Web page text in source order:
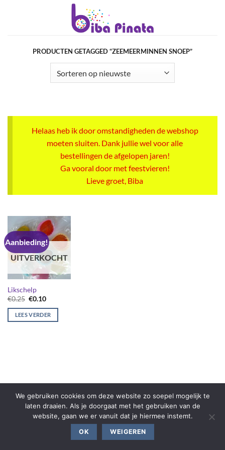
PRODUCTEN GETAGGED “ZEEMEERMINNEN SNOEP”
Helaas heb ik door omstandigheden de webshop
moeten sluiten. Dank jullie wel voor alle
bestellingen de afgelopen jaren!
Ga vooral door met feestvieren!
Lieve groet, Biba
Aanbieding!
UITVERKOCHT
Likschelp
€0.25 Oorspronkelijke
was:
€0.25.
€0.10Huidige
is:
€0.10.
LEES VERDER
We gebruiken cookies om deze website zo soepel mogelijk te
laten draaien. Als je doorgaat met het gebruiken van de
website, gaan we er vanuit dat je hiermee instemt.
OK WEIGEREN